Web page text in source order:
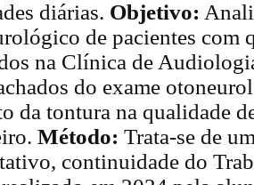
diárias. Objetivo:
de pacientes com
na Clínica de
do exame
da tontura na qualidade
Método: Trata-se de
continuidade do